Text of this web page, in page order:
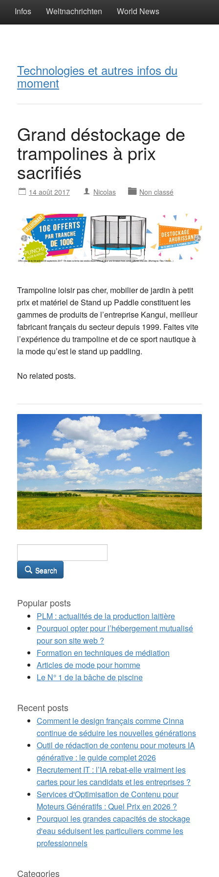
Infos Weltnachrichten World News
Technologies et autres infos du
moment
Grand déstockage de
trampolines à prix
sacrifiés
14 août 2017 Nicolas Non classé
Trampoline loisir pas cher, mobilier de jardin à petit
prix et matériel de Stand up Paddle constituent les
gammes de produits de l’entreprise Kangui, meilleur
fabricant français du secteur depuis 1999. Faites vite
l’expérience du trampoline et de ce sport nautique à
la mode qu’est le stand up paddling.
No related posts.
Search
Popular posts
PLM : actualités de la production laitière
Pourquoi opter pour l’hébergement mutualisé
pour son site web ?
Formation en techniques de médiation
Articles de mode pour homme
Le N° 1 de la bâche de piscine
Recent posts
Comment le design français comme Cinna
continue de séduire les nouvelles générations
Outil de rédaction de contenu pour moteurs IA
générative : le guide complet 2026
Recrutement IT : l’IA rebat-elle vraiment les
cartes pour les candidats et les entreprises ?
Services d'Optimisation de Contenu pour
Moteurs Génératifs : Quel Prix en 2026 ?
Pourquoi les grandes capacités de stockage
d'eau séduisent les particuliers comme les
professionnels
Categories